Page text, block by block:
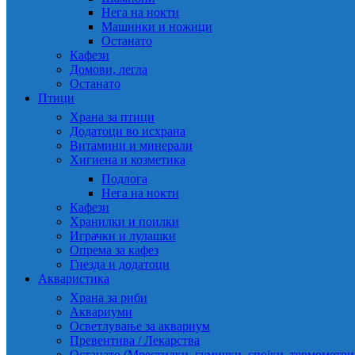
Нега на нокти
Машинки и ножици
Останато
Кафези
Домови, легла
Останато
Птици
Храна за птици
Додатоци во исхрана
Витамини и минерали
Хигиена и козметика
Подлога
Нега на нокти
Кафези
Хранилки и поилки
Играчки и лулашки
Опрема за кафез
Гнезда и додатоци
Акваристика
Храна за риби
Аквариуми
Осветлување за аквариум
Превентива / Лекарства